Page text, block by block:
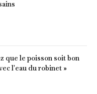
que le poisson soit bon
l'eau du robinet »